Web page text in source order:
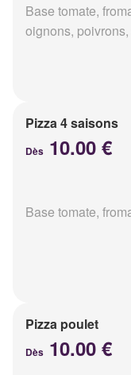
Base tomate,
oignons,
Pizza 4 saisons
Dès 10.00 €
Base tomate,
Pizza poulet
Dès 10.00 €